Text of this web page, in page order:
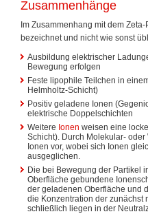
Zusammenhänge
Im Zusammenhang mit dem
bezeichnet und nicht wie sonst
Ausbildung elektrischer
Bewegung erfolgen
Feste lipophile Teilchen in
Helmholtz-Schicht)
Positiv geladene Ionen
elektrische Doppelschichten
Weitere Ionen weisen eine
Schicht). Durch Molekular-
Ionen vor, wobei sich Ionen
ausgeglichen.
Die bei Bewegung der Partikel
Oberfläche gebundene
der geladenen Oberfläche und
die Konzentration der zunächst
schließlich liegen in der